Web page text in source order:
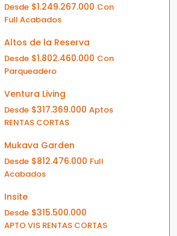
Desde $1.249.267.000 Con
Full Acabados
Altos de la Reserva
Desde $1.802.460.000 Con
Parqueadero
Ventura Living
Desde $317.369.000 Aptos
RENTAS CORTAS
Mukava Garden
Desde $812.476.000 Full
Acabados
Insite
Desde $315.500.000
APTO VIS RENTAS CORTAS